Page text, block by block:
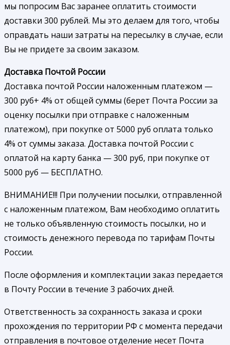
мы попросим Вас заранее оплатить стоимости
доставки 300 рублей. Мы это делаем для того, чтобы
оправдать наши затраты на пересылку в случае, если
Вы не придете за своим заказом.
Доставка Почтой России
Доставка почтой России наложенным платежом —
300 руб+ 4% от общей суммы (берет Почта России за
оценку посылки при отправке с наложенным
платежом), при покупке от 5000 руб оплата только
4% от суммы заказа. Доставка почтой России с
оплатой на карту банка — 300 руб, при покупке от
5000 руб — БЕСПЛАТНО.
ВНИМАНИЕ!!! При получении посылки, отправленной
с наложенным платежом, Вам необходимо оплатить
не только объявленную стоимость посылки, но и
стоимость денежного перевода по тарифам Почты
России.
После оформления и комплектации заказ передается
в Почту России в течение 3 рабочих дней.
Ответственность за сохранность заказа и сроки
прохождения по территории РФ с момента передачи
отправления в почтовое отделение несет Почта